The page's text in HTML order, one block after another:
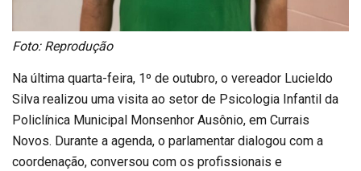
Foto: Reprodução
Na última quarta-feira, 1º de outubro, o vereador Lucieldo
Silva realizou uma visita ao setor de Psicologia Infantil da
Policlínica Municipal Monsenhor Ausônio, em Currais
Novos. Durante a agenda, o parlamentar dialogou com a
coordenação, conversou com os profissionais e